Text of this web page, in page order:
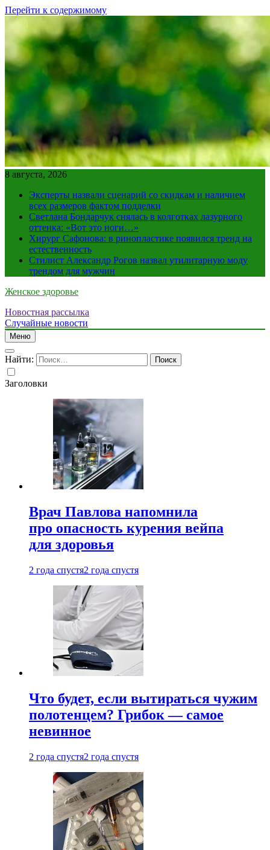
Перейти к содержимому
8 августа, 2026
Эксперты назвали сценарий со скидкам и наличием
всех размеров фактом подделки
Светлана Бондарчук снялась в колготках лазурного
оттенка: «Вот это ноги…»
Хирург Сафонова: в ринопластике появился тренд на
естественность
Стилист Александр Рогов назвал утилитарную моду
трендом для мужчин
Женское здоровье
Новостная рассылка
Случайные новости
Меню
Найти:
Заголовки
Врач Павлова напомнила
про опасность курения вейпа
для здоровья
2 года спустя2 года спустя
Что будет, если вытираться чужим
полотенцем? Грибок — самое
невинное
2 года спустя2 года спустя